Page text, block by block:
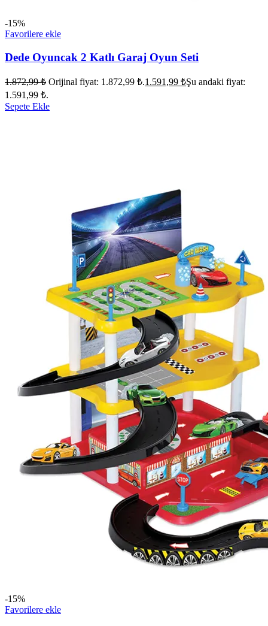
-15%
Favorilere ekle
Dede Oyuncak 2 Katlı Garaj Oyun Seti
1.872,99₺ Orijinal fiyat: 1.872,99 ₺.1.591,99 ₺Şu andaki fiyat:
1.591,99 ₺.
Sepete Ekle
-15%
Favorilere ekle